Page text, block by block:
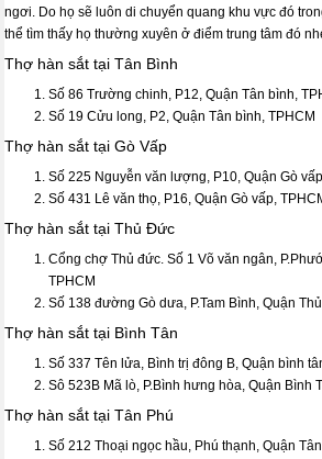
ngơi. Do họ sẽ luôn di chuyển quang khu vực đó
thể tìm thấy họ thường xuyên ở điểm trung tâm đó
Thợ hàn sắt tại Tân Bình
Số 86 Trường chinh, P12, Quận Tân bình,
Số 19 Cửu long, P2, Quận Tân bình, TPHCM
Thợ hàn sắt tại Gò Vấp
Số 225 Nguyễn văn lượng, P10, Quận Gò
Số 431 Lê văn thọ, P16, Quận Gò vấp,
Thợ hàn sắt tại Thủ Đức
Cổng chợ Thủ đức. Số 1 Võ văn ngân,
TPHCM
Số 138 đường Gò dưa, P.Tam Bình, Quận
Thợ hàn sắt tại Bình Tân
Số 337 Tên lửa, Bình trị đông B, Quận bình
Sô 523B Mã lò, P.Bình hưng hòa, Quận Bình
Thợ hàn sắt tại Tân Phú
Số 212 Thoại ngọc hầu, Phú thạnh, Quận